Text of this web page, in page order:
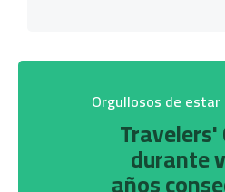
Orgullosos de
Travelers'
durante